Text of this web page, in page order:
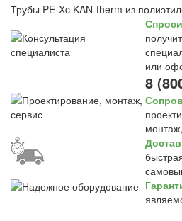
Трубы PE-Xc KAN-therm из
или
8